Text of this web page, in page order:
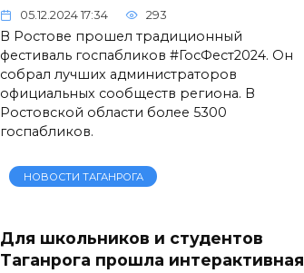
05.12.2024 17:34 293
В Ростове прошел традиционный
фестиваль госпабликов #ГосФест2024. Он
собрал лучших администраторов
официальных сообществ региона. В
Ростовской области более 5300
госпабликов.
НОВОСТИ ТАГАНРОГА
Для школьников и студентов
Таганрога прошла интерактивная